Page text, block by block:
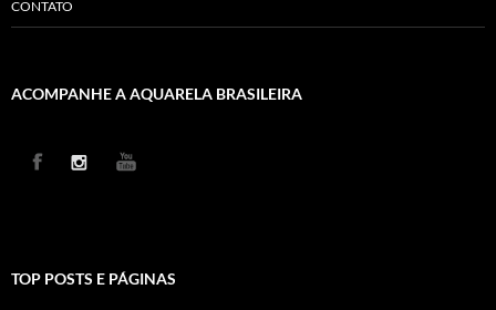
CONTATO
ACOMPANHE A AQUARELA BRASILEIRA
TOP POSTS E PÁGINAS